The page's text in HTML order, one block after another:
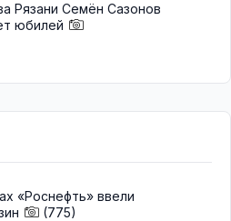
Рязани Семён Сазонов
юбилей
«Роснефть» ввели
(775)